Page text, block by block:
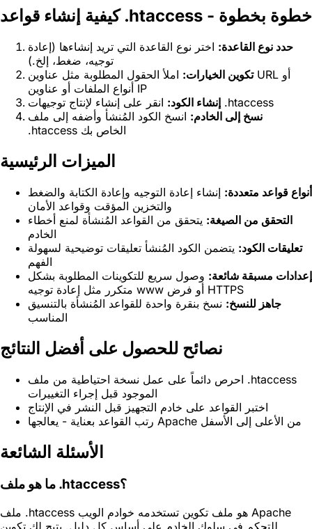
كيفية إنشاء قواعد .htaccess - خطوة بخطوة
حدد نوع القاعدة: اختر نوع القاعدة التي تريد إنشاءها (إعادة
توجيه، ضغط، إلخ.)
تكوين الخيارات: املأ الحقول المطلوبة مثل عناوين URL أو
أنواع الملفات أو عناوين IP
إنشاء الكود: انقر على إنشاء لإنتاج توجيهات .htaccess
نسخ إلى الخادم: انسخ الكود المُنشأ وأضفه إلى ملف
.htaccess الخاص بك
الميزات الرئيسية
أنواع قواعد متعددة: إنشاء إعادة التوجيه وإعادة الكتابة والضغط
والتخزين المؤقت وقواعد الأمان
التحقق من الصيغة: يتحقق من القواعد المُنشأة لمنع أخطاء
الخادم
تعليقات الكود: يتضمن الكود المُنشأ تعليقات توضيحية لسهولة
الفهم
إعدادات مسبقة شائعة: وصول سريع للتكوينات المطلوبة بشكل
متكرر مثل إعادة توجيه www أو فرض HTTPS
جاهز للنسخ: نسخ بنقرة واحدة للقواعد المُنشأة بالتنسيق
المناسب
نصائح للحصول على أفضل النتائج
احرص دائماً على عمل نسخة احتياطية من ملف .htaccess
الموجود قبل إجراء التغييرات
اختبر القواعد على خادم التجهيز قبل النشر في الإنتاج
رتب القواعد بعناية - يعالجها Apache من الأعلى إلى الأسفل
الأسئلة الشائعة
ما هو ملف .htaccess؟
ملف .htaccess هو ملف تكوين تستخدمه خوادم الويب Apache
للتحكم في سلوك الخادم على أساس كل دليل. يتيح لك تكوين